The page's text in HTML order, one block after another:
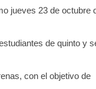
jueves 23 de octubre
de quinto y
con el objetivo de